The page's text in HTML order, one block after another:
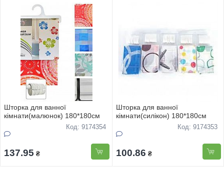
Шторка для ванної
кiмнати(малюнок) 180*180см
Код: 9174354
137.95 ₴
Шторка для ванної
кiмнати(силiкон) 180*180см
Код: 9174353
100.86 ₴